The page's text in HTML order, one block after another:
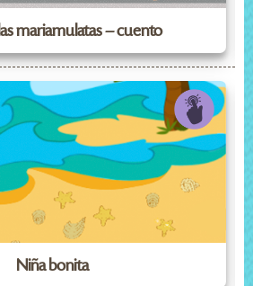
mariamulatas – cuento
Niña bonita